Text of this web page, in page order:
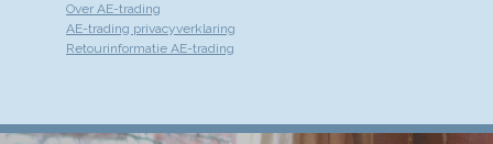
Over AE-trading
AE-trading privacyverklaring
Retourinformatie AE-trading